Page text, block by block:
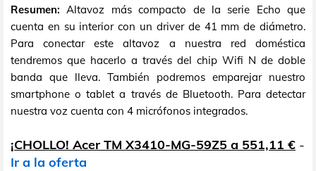
Resumen: Altavoz más compacto de la serie Echo que
cuenta en su interior con un driver de 41 mm de diámetro.
Para conectar este altavoz a nuestra red doméstica
tendremos que hacerlo a través del chip Wifi N de doble
banda que lleva. También podremos emparejar nuestro
smartphone o tablet a través de Bluetooth. Para detectar
nuestra voz cuenta con 4 micrófonos integrados.
¡CHOLLO! Acer TM X3410-MG-59Z5 a 551,11 € -
Ir a la oferta